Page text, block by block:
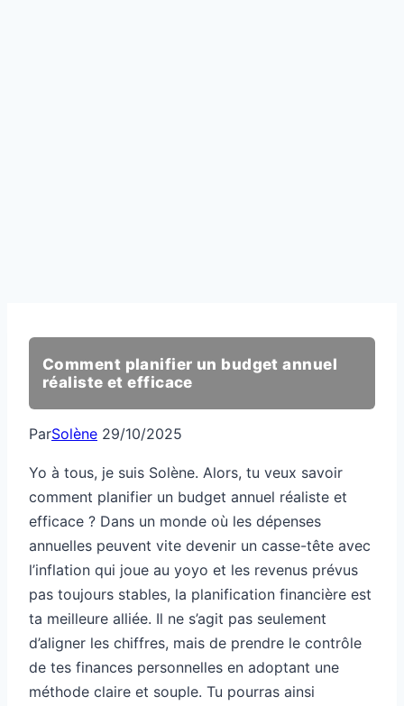
Comment planifier un budget annuel
réaliste et efficace
ParSolène 29/10/2025
Yo à tous, je suis Solène. Alors, tu veux savoir
comment planifier un budget annuel réaliste et
efficace ? Dans un monde où les dépenses
annuelles peuvent vite devenir un casse-tête avec
l’inflation qui joue au yoyo et les revenus prévus
pas toujours stables, la planification financière est
ta meilleure alliée. Il ne s’agit pas seulement
d’aligner les chiffres, mais de prendre le contrôle
de tes finances personnelles en adoptant une
méthode claire et souple. Tu pourras ainsi